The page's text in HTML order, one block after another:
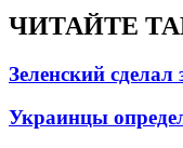
ЧИТАЙТЕ
Зеленский
Украинцы